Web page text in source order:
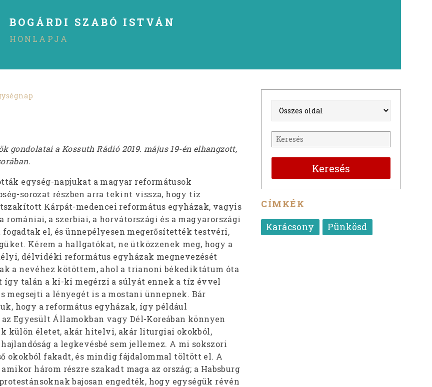
BOGÁRDI SZABÓ ISTVÁN
HONLAPJA
gondolatai a Kossuth Rádió 2019. május 19-én elhangzott,
egység-napjukat a magyar reformátusok
sorozat részben arra tekint vissza, hogy tíz
Kárpát-medencei református egyházak, vagyis
romániai, a szerbiai, a horvátországi és a magyarországi
el, és ünnepélyesen megerősítették testvéri,
Kérem a hallgatókat, ne ütközzenek meg, hogy a
délvidéki református egyházak megnevezését
a nevéhez kötöttem, ahol a trianoni békediktátum óta
így talán a ki-ki megérzi a súlyát ennek a tíz évvel
megsejti a lényegét is a mostani ünnepnek. Bár
hogy a református egyházak, így például
Egyesült Államokban vagy Dél-Koreában könnyen
külön életet, akár hitelvi, akár liturgiai okokból,
a legkevésbé sem jellemez. A mi sokszori
okokból fakadt, és mindig fájdalommal töltött el. A
három részre szakadt maga az ország; a Habsburg
bajosan engedték, hogy egységük révén
Keresés
CÍMKÉK
Karácsony
Pünkösd